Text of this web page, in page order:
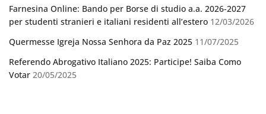
Farnesina Online: Bando per Borse di studio a.a. 2026-2027
per studenti stranieri e italiani residenti all’estero 12/03/2026
Quermesse Igreja Nossa Senhora da Paz 2025 11/07/2025
Referendo Abrogativo Italiano 2025: Participe! Saiba Como
Votar 20/05/2025